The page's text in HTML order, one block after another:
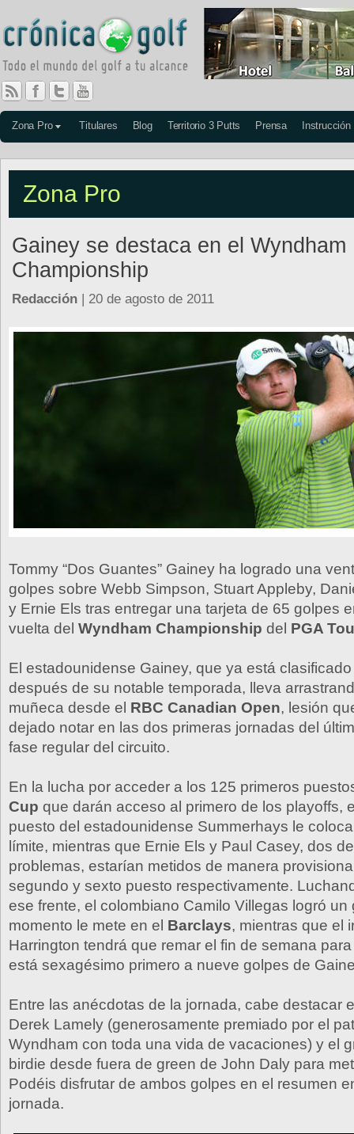
Zona Pro Titulares Blog Territorio 3 Putts Prensa Instrucción
Zona Pro
Gainey se destaca en el Wyndham
Championship
Redacción | 20 de agosto de 2011
Tommy “Dos Guantes” Gainey ha logrado una
golpes sobre Webb Simpson, Stuart Appleby,
y Ernie Els tras entregar una tarjeta de 65 golpes
vuelta del Wyndham Championship del PGA
El estadounidense Gainey, que ya está
después de su notable temporada, lleva
muñeca desde el RBC Canadian Open, lesión
dejado notar en las dos primeras jornadas del
fase regular del circuito.
En la lucha por acceder a los 125 primeros
Cup que darán acceso al primero de los playoffs,
puesto del estadounidense Summerhays le
límite, mientras que Ernie Els y Paul Casey, dos
problemas, estarían metidos de manera
segundo y sexto puesto respectivamente.
ese frente, el colombiano Camilo Villegas logró un
momento le mete en el Barclays, mientras que el
Harrington tendrá que remar el fin de semana
está sexagésimo primero a nueve golpes de
Entre las anécdotas de la jornada, cabe destacar
Derek Lamely (generosamente premiado por el
Wyndham con toda una vida de vacaciones) y el
birdie desde fuera de green de John Daly para
Podéis disfrutar de ambos golpes en el resumen
jornada.